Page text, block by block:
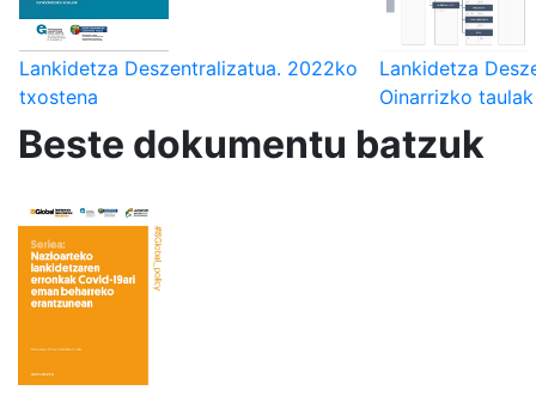
Lankidetza Deszentralizatua. 2022ko
txostena
Lankidetza
Oinarrizko taulak
Beste dokumentu batzuk